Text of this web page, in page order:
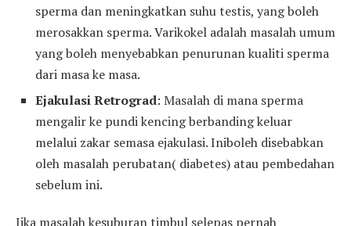
sperma dan meningkatkan suhu testis, yang boleh
merosakkan sperma. Varikokel adalah masalah umum
yang boleh menyebabkan penurunan kualiti sperma
dari masa ke masa.
Ejakulasi Retrograd: Masalah di mana sperma
mengalir ke pundi kencing berbanding keluar
melalui zakar semasa ejakulasi. Iniboleh disebabkan
oleh masalah perubatan( diabetes) atau pembedahan
sebelum ini.
Jika masalah kesuburan timbul selepas pernah